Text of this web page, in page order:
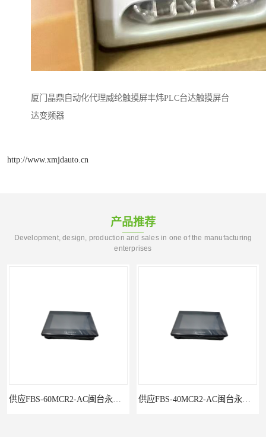
厦门晶鼎自动化代理威纶触摸屏丰炜PLC台达触摸屏台
达变频器
http://www.xmjdauto.cn
产品推荐
Development, design, production and sales in one of the manufacturing
enterprises
供应FBS-60MCR2-AC闽台永宏FATEKPLC 供应FBS-40MCR2-AC闽台永宏FATEKPLC